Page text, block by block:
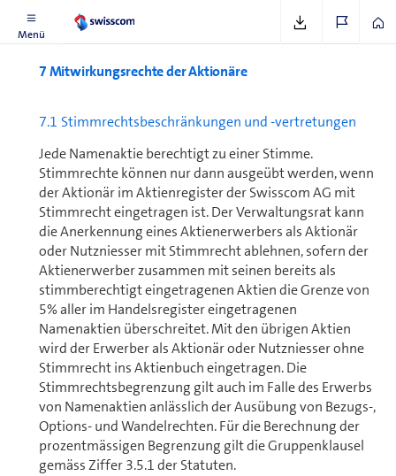
Menü
7 Mitwirkungsrechte der Aktionäre
7.1 Stimm­rechts­be­schrän­kun­gen und -vertretungen
Jede Namenaktie berechtigt zu einer Stimme.
Stimmrechte können nur dann ausgeübt werden, wenn
der Aktionär im Ak­ti­en­re­gis­ter der Swisscom AG mit
Stimmrecht eingetragen ist. Der Ver­wal­tungs­rat kann
die Anerkennung eines Aktienerwerbers als Aktionär
oder Nutzniesser mit Stimmrecht ablehnen, sofern der
Aktien­erwerber zusammen mit seinen bereits als
stimmberechtigt eingetragenen Aktien die Grenze von
5% aller im Handels­register eingetragenen
Namenaktien überschreitet. Mit den übrigen Aktien
wird der Erwerber als Aktionär oder Nutz­niesser ohne
Stimmrecht ins Aktienbuch eingetragen. Die
Stimmrechtsbegrenzung gilt auch im Falle des Erwerbs
von Namenaktien anlässlich der Ausübung von Bezugs-,
Options- und Wandelrechten. Für die Berechnung der
prozent­mässigen Begrenzung gilt die Gruppenklausel
gemäss Ziffer 3.5.1 der Statuten.